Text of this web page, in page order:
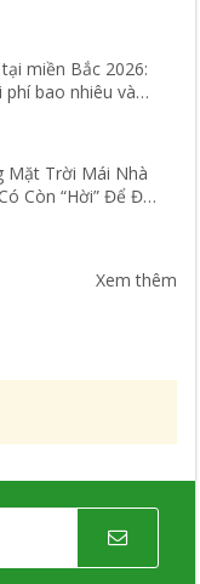
miền Bắc 2026:
phí bao nhiêu và
Mặt Trời Mái Nhà
Còn “Hời” Để Đầu
Xem thêm